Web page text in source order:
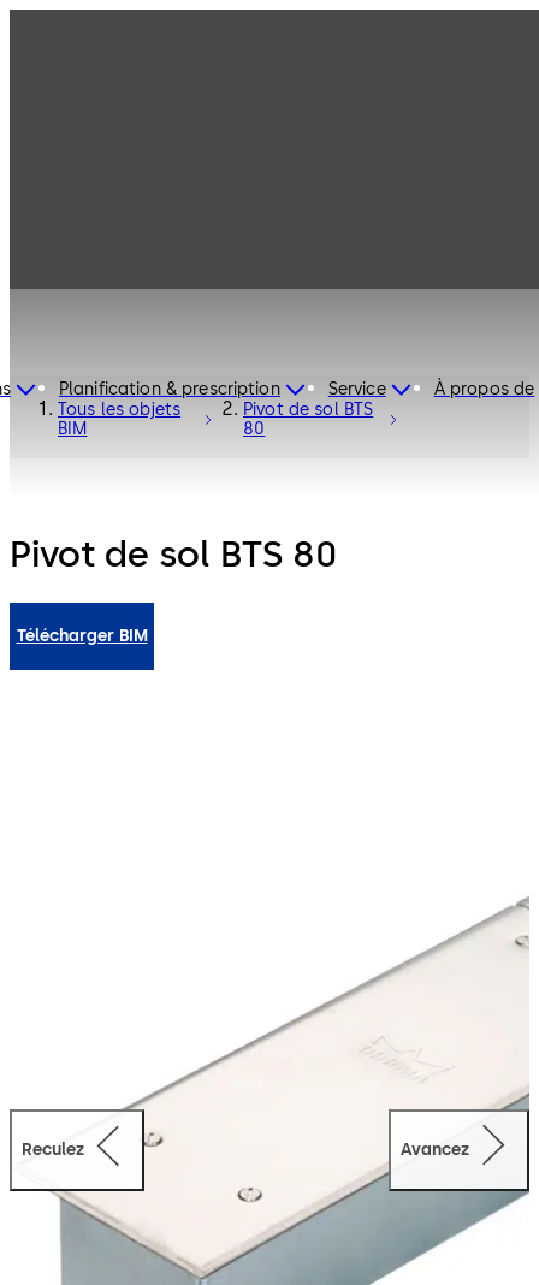
Planification & prescription Service
À propos de
Tous les objets
BIM
Pivot de sol BTS
80
Pivot de sol BTS 80
Télécharger BIM
Reculez Avancez